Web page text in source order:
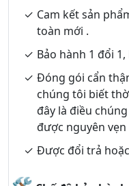
Cam kết sản
toàn mới .
Bảo hành 1 đổi
Đóng gói cẩn
chúng tôi biết
đây là điều
được nguyên vẹn
Được đổi trả